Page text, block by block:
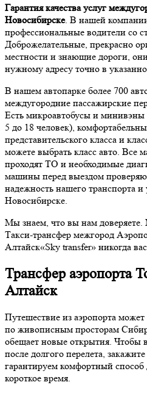
Гарантия качества услуг
Новосибирске. В нашей
профессиональные водители со
Доброжелательные, прекрасно
местности и знающие дороги,
нужному адресу точно в
В нашем автопарке более 700
междугородние пассажирские
Есть микроавтобусы и
5 до 18 человек),
представительского класса и
можете выбрать класс авто. Все
проходят ТО и необходимые
машины перед выездом
надежность нашего транспорта и
Новосибирске.
Мы знаем, что вы нам
Такси-трансфер межгород
Алтайск«Sky transfer» никогда
Трансфер аэропорта
Алтайск
Путешествие из аэропорта
по живописным просторам
обещает новые открытия. Чтобы
после долгого перелета,
гарантируем комфортный способ
короткое время.